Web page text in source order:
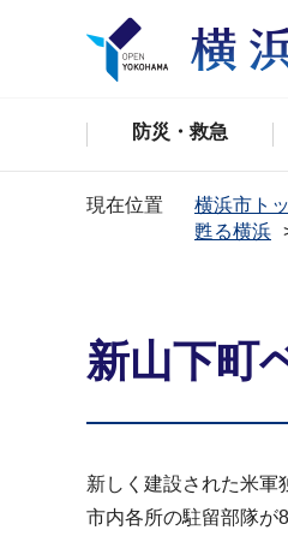
防災・救急
現在位置 横浜市ト
甦る横浜
新山下町
新しく建設された米軍
市内各所の駐留部隊が